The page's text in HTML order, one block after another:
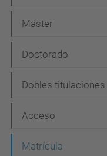
a
v
g
a
i
Máster
Doctorado
Dobles titulaciones
Acceso
Matrícula